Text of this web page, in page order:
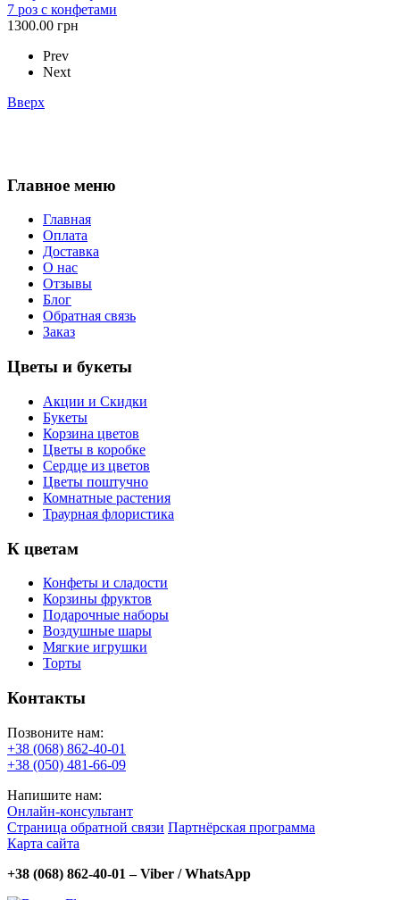
7 роз с конфетами
1300.00 грн
Prev
Next
Вверх
Главное меню
Главная
Оплата
Доставка
О нас
Отзывы
Блог
Обратная связь
Заказ
Цветы и букеты
Акции и Скидки
Букеты
Корзина цветов
Цветы в коробке
Сердце из цветов
Цветы поштучно
Комнатные растения
Траурная флористика
К цветам
Конфеты и сладости
Корзины фруктов
Подарочные наборы
Воздушные шары
Мягкие игрушки
Торты
Контакты
Позвоните нам:
+38 (068) 862-40-01
+38 (050) 481-66-09
Напишите нам:
Онлайн-консультант
Страница обратной связи Партнёрская программа
Карта сайта
+38 (068) 862-40-01 – Viber / WhatsApp